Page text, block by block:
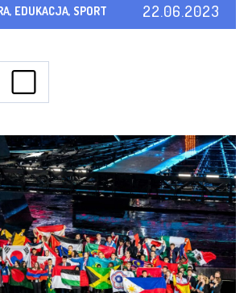
EDUKACJA, SPORT 22.06.2023